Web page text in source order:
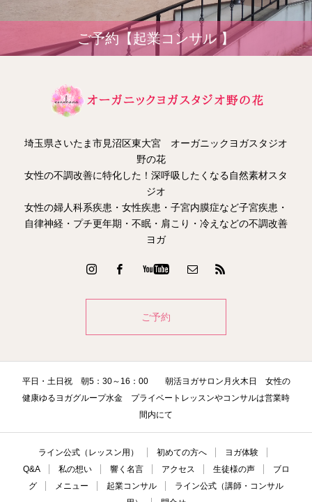
ご予約【起業コンサル 】
埼玉県さいたま市見沼区東大宮 オーガニックヨガスタジオ
野の花
女性の不調改善に特化した！深呼吸したくなる自然素材スタ
ジオ
女性の婦人科系疾患・女性疾患・子宮内膜症など子宮疾患・
自律神経・プチ更年期・不眠・肩こり・冷えなどの不調改善
ヨガ
ご予約
平日・土日祝 朝5：30～16：00 朝活ヨガサロン月火木日 女性の
健康ゆるヨガグループ水金 プライベートレッスンやコンサルは営業時
間内にて
ライン公式（レッスン用） 初めての方へ
ヨガ体験
Q&A
私の想い 響く名言 アクセス 生徒様の声
ブロ
グ
メニュー 起業コンサル
ライン公式（講師・コンサル